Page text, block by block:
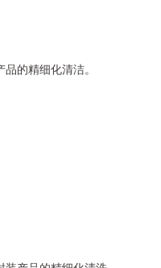
的精细化清洁。